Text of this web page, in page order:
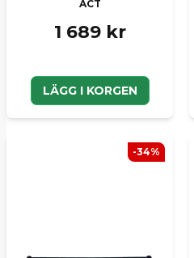
ACT
1 689 kr
LÄGG I KORGEN
-34%